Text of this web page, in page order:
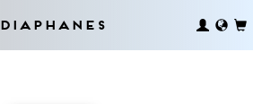
Diaphanes